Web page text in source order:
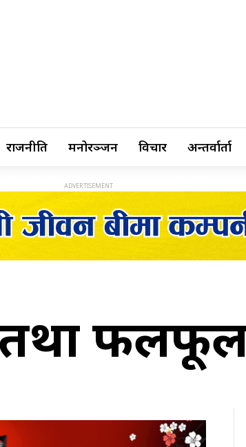
राजनीति मनोरञ्जन विचार अन्तर्वार्ता